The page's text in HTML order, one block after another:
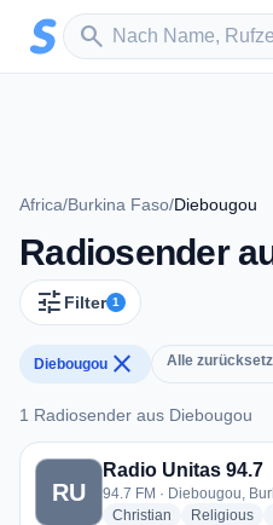
Zum Hauptinhalt springen
search
Sender suchen
Africa/Burkina Faso/Diebougou
Radiosender
tune Filter 1
Diebougou close Alle
1 Radiosender aus Diebougou
1 Radiosender aus Diebougou
RU
Radio Unitas 94.7
94.7 FM · Diebougou,
Christian radio stations
Religious